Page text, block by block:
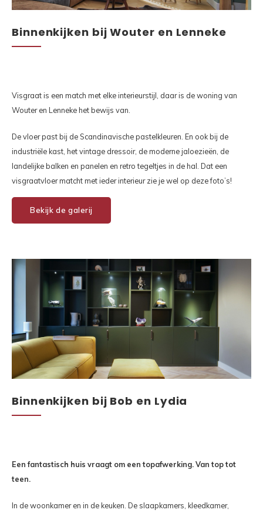
Binnenkijken bij Wouter en Lenneke
Visgraat is een match met elke interieurstijl, daar is de woning van
Wouter en Lenneke het bewijs van.
De vloer past bij de Scandinavische pastelkleuren. En ook bij de
industriële kast, het vintage dressoir, de moderne jaloezieën, de
landelijke balken en panelen en retro tegeltjes in de hal. Dat een
visgraatvloer matcht met ieder interieur zie je wel op deze foto’s!
Bekijk de galerij
Binnenkijken bij Bob en Lydia
Een fantastisch huis vraagt om een topafwerking. Van top tot
teen.
In de woonkamer en in de keuken. De slaapkamers, kleedkamer,